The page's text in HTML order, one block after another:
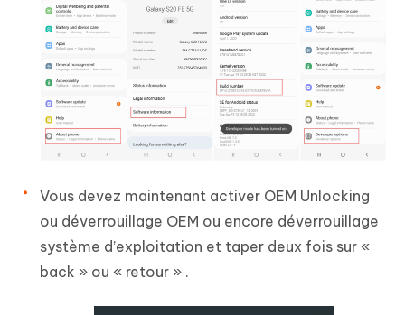
Vous devez maintenant activer OEM Unlocking
ou déverrouillage OEM ou encore déverrouillage
système d’exploitation et taper deux fois sur «
back » ou « retour » .